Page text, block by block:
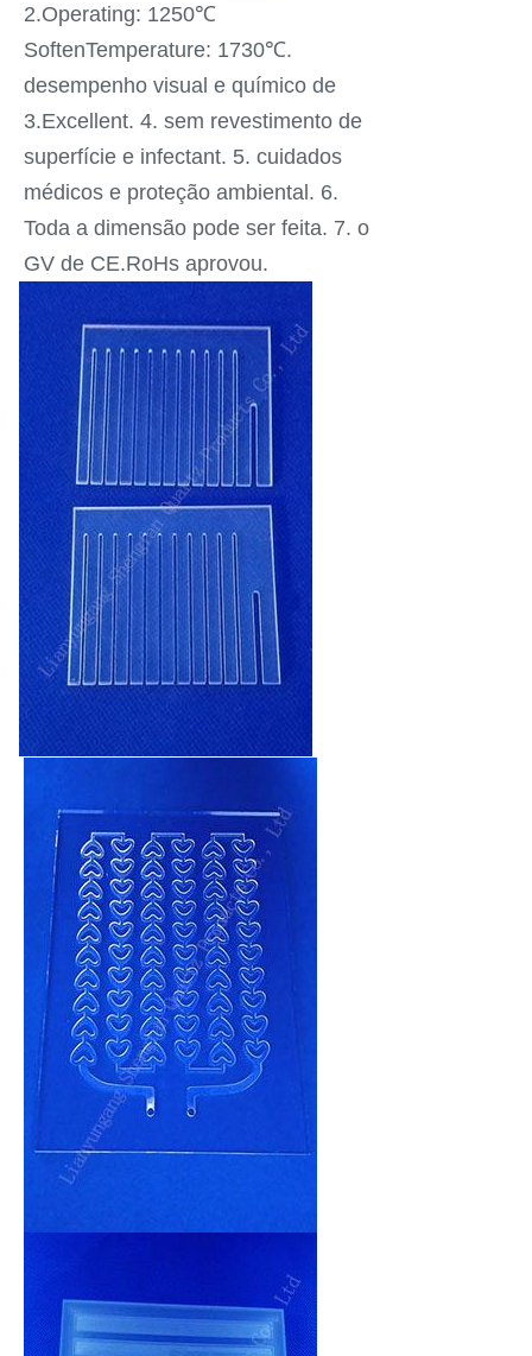
2.Operating: 1250℃
SoftenTemperature: 1730℃.
desempenho visual e químico de
3.Excellent. 4. sem revestimento de
superfície e infectant. 5. cuidados
médicos e proteção ambiental. 6.
Toda a dimensão pode ser feita. 7. o
GV de CE.RoHs aprovou.